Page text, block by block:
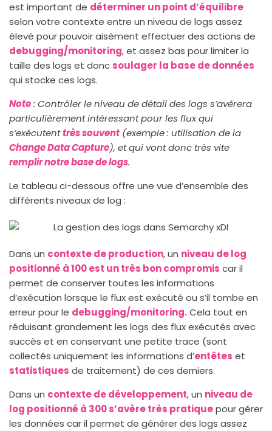
est important de déterminer un point d’équilibre
selon votre contexte entre un niveau de logs assez
élevé pour pouvoir aisément effectuer des actions de
debugging/monitoring, et assez bas pour limiter la
taille des logs et donc soulager la base de données
qui stocke ces logs.
Note: Contrôler le niveau de détail des logs s’avérera
particulièrement intéressant pour les flux qui
s’exécutenttrès souvent(exemple : utilisation de la
Change Data Capture), et qui vont donc très vite
remplir notre base de logs.
Le tableau ci-dessous offre une vue d’ensemble des
différents niveaux de log :
Dans un contexte de production, un niveau de log
positionné à 100 est un très bon compromis car il
permet de conserver toutes les informations
d’exécution lorsque le flux est exécuté ou s’il tombe en
erreur pour le debugging/monitoring.Cela tout en
réduisant grandement les logs des flux exécutés avec
succès et en conservant une petite trace (sont
collectés uniquement les informations d’entêtes et
statistiques de traitement) de ces derniers.
Dans un contexte de développement, un niveau de
log positionné à 300 s’avère très pratiquepour gérer
les données car il permet de générer des logs assez